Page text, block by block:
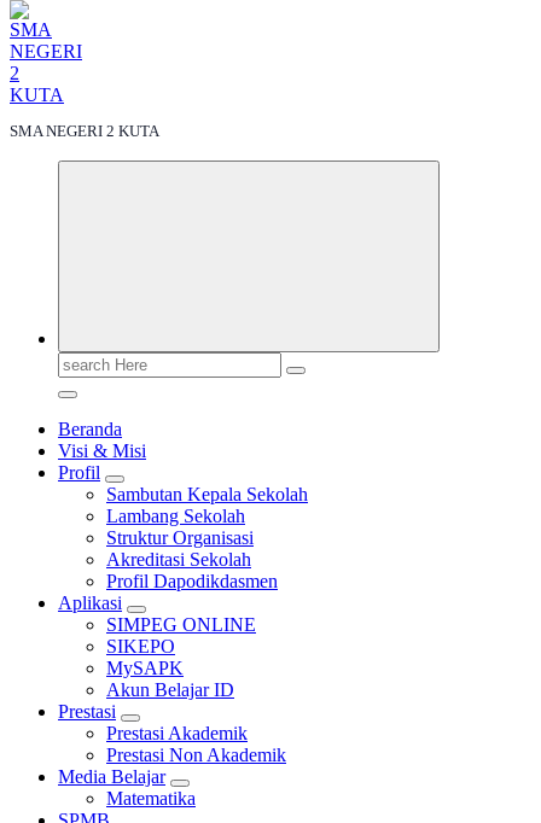
SMA NEGERI 2 KUTA
Search
for:
Beranda
Visi & Misi
Profil
Sambutan Kepala Sekolah
Lambang Sekolah
Struktur Organisasi
Akreditasi Sekolah
Profil Dapodikdasmen
Aplikasi
SIMPEG ONLINE
SIKEPO
MySAPK
Akun Belajar ID
Prestasi
Prestasi Akademik
Prestasi Non Akademik
Media Belajar
Matematika